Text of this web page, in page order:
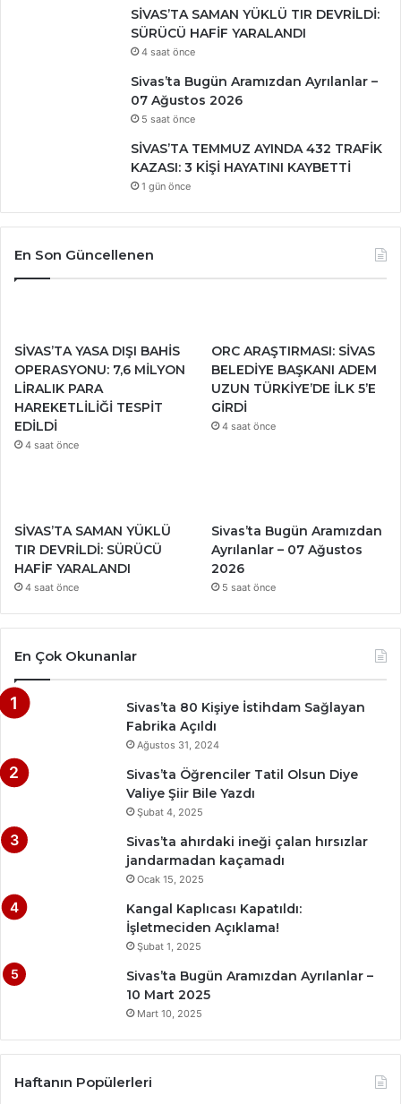
SİVAS’TA SAMAN YÜKLÜ TIR DEVRİLDİ:
SÜRÜCÜ HAFİF YARALANDI
4 saat önce
Sivas’ta Bugün Aramızdan Ayrılanlar –
07 Ağustos 2026
5 saat önce
SİVAS’TA TEMMUZ AYINDA 432 TRAFİK
KAZASI: 3 KİŞİ HAYATINI KAYBETTİ
1 gün önce
En Son Güncellenen
SİVAS’TA YASA DIŞI BAHİS
OPERASYONU: 7,6 MİLYON
LİRALIK PARA
HAREKETLİLİĞİ TESPİT
EDİLDİ
4 saat önce
ORC ARAŞTIRMASI: SİVAS
BELEDİYE BAŞKANI ADEM
UZUN TÜRKİYE’DE İLK 5’E
GİRDİ
4 saat önce
SİVAS’TA SAMAN YÜKLÜ
TIR DEVRİLDİ: SÜRÜCÜ
HAFİF YARALANDI
4 saat önce
Sivas’ta Bugün Aramızdan
Ayrılanlar – 07 Ağustos
2026
5 saat önce
En Çok Okunanlar
Sivas’ta 80 Kişiye İstihdam Sağlayan
Fabrika Açıldı
Ağustos 31, 2024
Sivas’ta Öğrenciler Tatil Olsun Diye
Valiye Şiir Bile Yazdı
Şubat 4, 2025
Sivas’ta ahırdaki ineği çalan hırsızlar
jandarmadan kaçamadı
Ocak 15, 2025
Kangal Kaplıcası Kapatıldı:
İşletmeciden Açıklama!
Şubat 1, 2025
Sivas’ta Bugün Aramızdan Ayrılanlar –
10 Mart 2025
Mart 10, 2025
Haftanın Popülerleri